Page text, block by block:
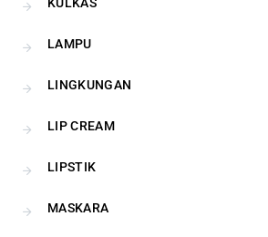
LAMPU
LINGKUNGAN
LIP CREAM
LIPSTIK
MASKARA